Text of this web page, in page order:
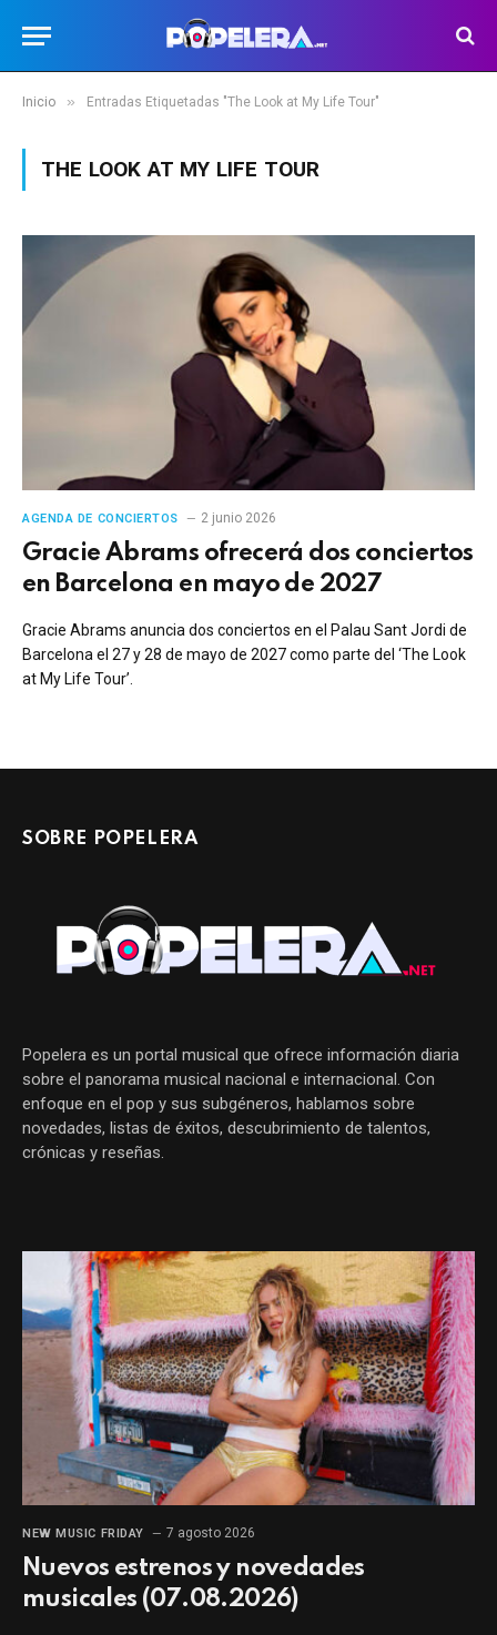
Inicio » Entradas Etiquetadas "The Look at My Life Tour"
THE LOOK AT MY LIFE TOUR
AGENDA DE CONCIERTOS 2 junio 2026
Gracie Abrams ofrecerá dos conciertos
en Barcelona en mayo de 2027
Gracie Abrams anuncia dos conciertos en el Palau Sant Jordi de
Barcelona el 27 y 28 de mayo de 2027 como parte del ‘The Look
at My Life Tour’.
SOBRE POPELERA
Popelera es un portal musical que ofrece información diaria
sobre el panorama musical nacional e internacional. Con
enfoque en el pop y sus subgéneros, hablamos sobre
novedades, listas de éxitos, descubrimiento de talentos,
crónicas y reseñas.
NEW MUSIC FRIDAY 7 agosto 2026
Nuevos estrenos y novedades
musicales (07.08.2026)